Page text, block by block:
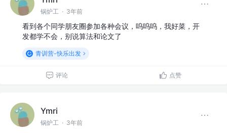
锅炉工 · 3年前
看到各个同学朋友圈参加各种会议，呜呜呜，我好菜，开
发都学不会，别说算法和论文了
青训营-快乐出发
评论 点赞
Ymri
锅炉工 · 3年前